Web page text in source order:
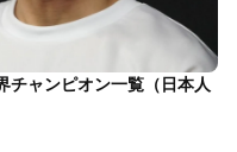
チャンピオン一覧（日本人